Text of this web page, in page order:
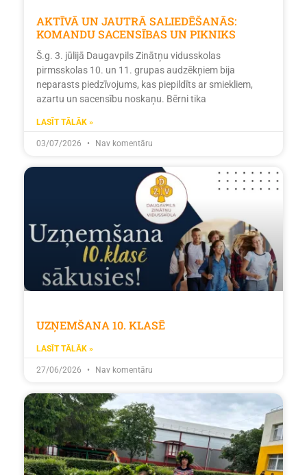
AKTĪVĀ UN JAUTRĀ SALIEDĒŠANĀS:
KOMANDU SACENSĪBAS UN PIKNIKS
Š.g. 3. jūlijā Daugavpils Zinātņu vidusskolas
pirmsskolas 10. un 11. grupas audzēkņiem bija
neparasts piedzīvojums, kas piepildīts ar smiekliem,
azartu un sacensību noskaņu. Bērni tika
LASĪT TĀLĀK »
03/07/2026 Nav komentāru
UZŅEMŠANA 10. KLASĒ
LASĪT TĀLĀK »
27/06/2026 Nav komentāru